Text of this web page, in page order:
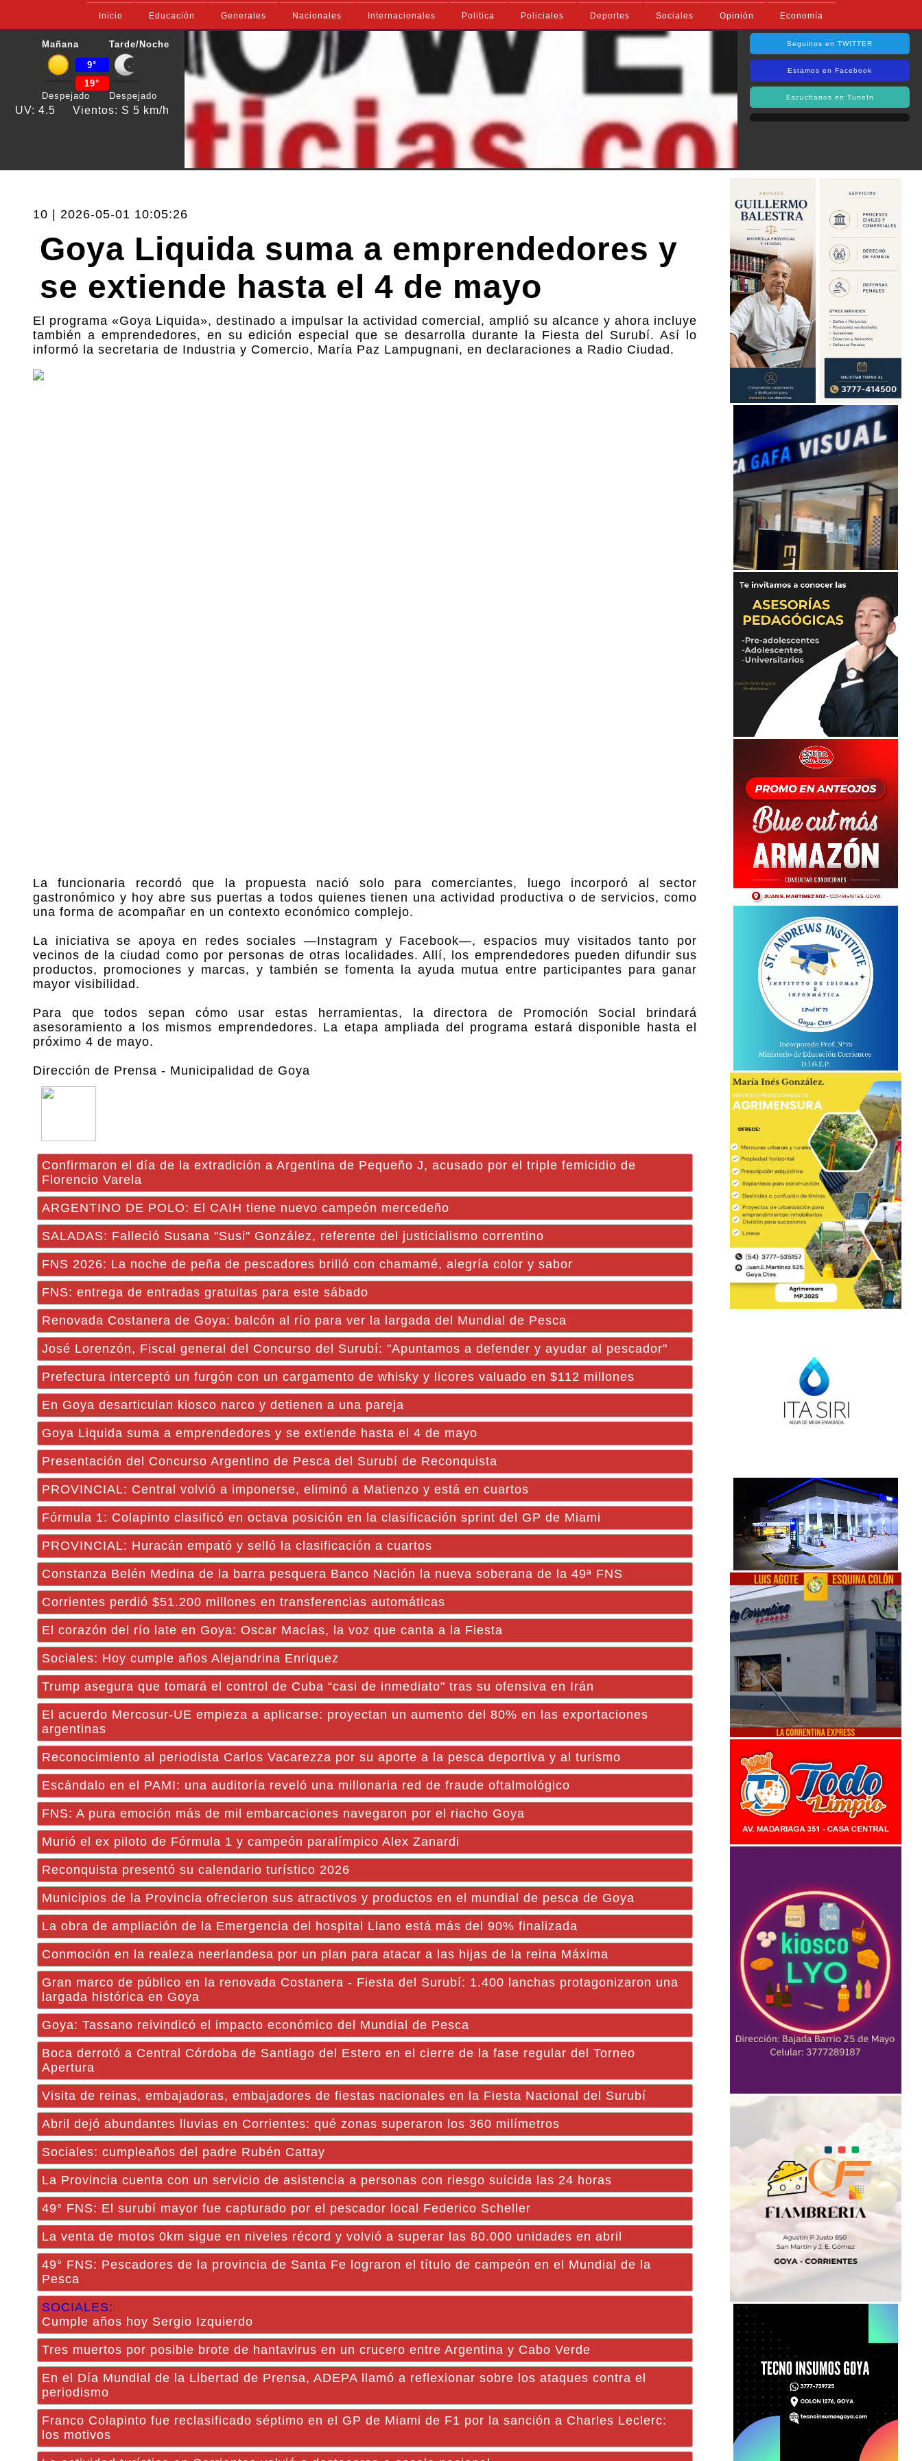
Inicio Educación Generales Nacionales Internacionales Politica Policiales Deportes Sociales Opinión Economía
Mañana
Despejado
9°
19°
Tarde/Noche
Despejado
UV: 4.5 Vientos: S 5 km/h
Seguinos en TWITTER
Estamos en Facebook
Escuchanos en TuneIn
10 | 2026-05-01 10:05:26
Goya Liquida suma a emprendedores y
se extiende hasta el 4 de mayo
El programa «Goya Liquida», destinado a impulsar la actividad comercial, amplió su alcance y ahora incluye
también a emprendedores, en su edición especial que se desarrolla durante la Fiesta del Surubí. Así lo
informó la secretaria de Industria y Comercio, María Paz Lampugnani, en declaraciones a Radio Ciudad.
La funcionaria recordó que la propuesta nació solo para comerciantes, luego incorporó al sector
gastronómico y hoy abre sus puertas a todos quienes tienen una actividad productiva o de servicios, como
una forma de acompañar en un contexto económico complejo.
La iniciativa se apoya en redes sociales —Instagram y Facebook—, espacios muy visitados tanto por
vecinos de la ciudad como por personas de otras localidades. Allí, los emprendedores pueden difundir sus
productos, promociones y marcas, y también se fomenta la ayuda mutua entre participantes para ganar
mayor visibilidad.
Para que todos sepan cómo usar estas herramientas, la directora de Promoción Social brindará
asesoramiento a los mismos emprendedores. La etapa ampliada del programa estará disponible hasta el
próximo 4 de mayo.
Dirección de Prensa - Municipalidad de Goya
Confirmaron el día de la extradición a Argentina de Pequeño J, acusado por el triple femicidio de
Florencio Varela
ARGENTINO DE POLO: El CAIH tiene nuevo campeón mercedeño
SALADAS: Falleció Susana "Susi" González, referente del justicialismo correntino
FNS 2026: La noche de peña de pescadores brilló con chamamé, alegría color y sabor
FNS: entrega de entradas gratuitas para este sábado
Renovada Costanera de Goya: balcón al río para ver la largada del Mundial de Pesca
José Lorenzón, Fiscal general del Concurso del Surubí: "Apuntamos a defender y ayudar al pescador"
Prefectura interceptó un furgón con un cargamento de whisky y licores valuado en $112 millones
En Goya desarticulan kiosco narco y detienen a una pareja
Goya Liquida suma a emprendedores y se extiende hasta el 4 de mayo
Presentación del Concurso Argentino de Pesca del Surubí de Reconquista
PROVINCIAL: Central volvió a imponerse, eliminó a Matienzo y está en cuartos
Fórmula 1: Colapinto clasificó en octava posición en la clasificación sprint del GP de Miami
PROVINCIAL: Huracán empató y selló la clasificación a cuartos
Constanza Belén Medina de la barra pesquera Banco Nación la nueva soberana de la 49ª FNS
Corrientes perdió $51.200 millones en transferencias automáticas
El corazón del río late en Goya: Oscar Macías, la voz que canta a la Fiesta
Sociales: Hoy cumple años Alejandrina Enriquez
Trump asegura que tomará el control de Cuba “casi de inmediato" tras su ofensiva en Irán
El acuerdo Mercosur-UE empieza a aplicarse: proyectan un aumento del 80% en las exportaciones
argentinas
Reconocimiento al periodista Carlos Vacarezza por su aporte a la pesca deportiva y al turismo
Escándalo en el PAMI: una auditoría reveló una millonaria red de fraude oftalmológico
FNS: A pura emoción más de mil embarcaciones navegaron por el riacho Goya
Murió el ex piloto de Fórmula 1 y campeón paralímpico Alex Zanardi
Reconquista presentó su calendario turístico 2026
Municipios de la Provincia ofrecieron sus atractivos y productos en el mundial de pesca de Goya
La obra de ampliación de la Emergencia del hospital Llano está más del 90% finalizada
Conmoción en la realeza neerlandesa por un plan para atacar a las hijas de la reina Máxima
Gran marco de público en la renovada Costanera - Fiesta del Surubí: 1.400 lanchas protagonizaron una
largada histórica en Goya
Goya: Tassano reivindicó el impacto económico del Mundial de Pesca
Boca derrotó a Central Córdoba de Santiago del Estero en el cierre de la fase regular del Torneo
Apertura
Visita de reinas, embajadoras, embajadores de fiestas nacionales en la Fiesta Nacional del Surubí
Abril dejó abundantes lluvias en Corrientes: qué zonas superaron los 360 milímetros
Sociales: cumpleaños del padre Rubén Cattay
La Provincia cuenta con un servicio de asistencia a personas con riesgo suicida las 24 horas
49° FNS: El surubí mayor fue capturado por el pescador local Federico Scheller
La venta de motos 0km sigue en niveles récord y volvió a superar las 80.000 unidades en abril
49° FNS: Pescadores de la provincia de Santa Fe lograron el título de campeón en el Mundial de la
Pesca
SOCIALES:
Cumple años hoy Sergio Izquierdo
Tres muertos por posible brote de hantavirus en un crucero entre Argentina y Cabo Verde
En el Día Mundial de la Libertad de Prensa, ADEPA llamó a reflexionar sobre los ataques contra el
periodismo
Franco Colapinto fue reclasificado séptimo en el GP de Miami de F1 por la sanción a Charles Leclerc:
los motivos